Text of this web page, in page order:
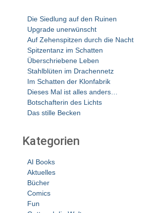
Die Siedlung auf den Ruinen
Upgrade unerwünscht
Auf Zehenspitzen durch die Nacht
Spitzentanz im Schatten
Überschriebene Leben
Stahlblüten im Drachennetz
Im Schatten der Klonfabrik
Dieses Mal ist alles anders…
Botschafterin des Lichts
Das stille Becken
Kategorien
AI Books
Aktuelles
Bücher
Comics
Fun